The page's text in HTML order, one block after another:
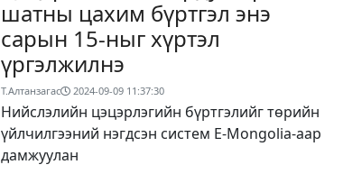
шатны цахим бүртгэл энэ
сарын 15-ныг хүртэл
үргэлжилнэ
Т.Алтанзагас 2024-09-09 11:37:30
Нийслэлийн цэцэрлэгийн бүртгэлийг төрийн
үйлчилгээний нэгдсэн систем E-Mongolia-аар
дамжуулан